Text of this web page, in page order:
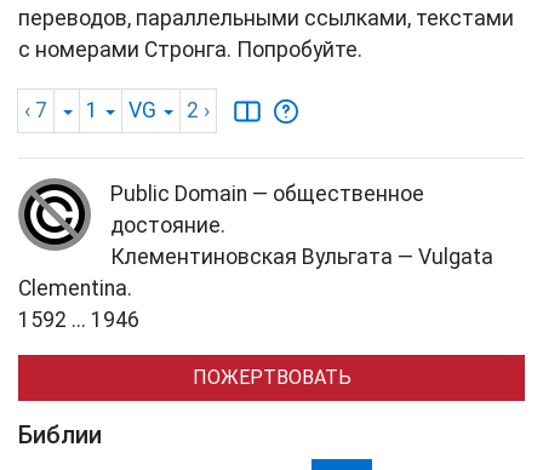
переводов, параллельными ссылками, текстами
с номерами Стронга. Попробуйте.
‹ 7 1 VG 2 ›
Public Domain — общественное
достояние.
Клементиновская Вульгата — Vulgata
Clementina.
1592 ... 1946
ПОЖЕРТВОВАТЬ
Библии